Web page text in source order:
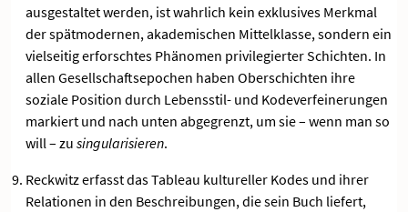
ausgestaltet werden, ist wahrlich kein exklusives Merkmal
der spätmodernen, akademischen Mittelklasse, sondern ein
vielseitig erforschtes Phänomen privilegierter Schichten. In
allen Gesellschaftsepochen haben Oberschichten ihre
soziale Position durch Lebensstil- und Kodeverfeinerungen
markiert und nach unten abgegrenzt, um sie – wenn man so
will – zu singularisieren.
Reckwitz erfasst das Tableau kultureller Kodes und ihrer
Relationen in den Beschreibungen, die sein Buch liefert,